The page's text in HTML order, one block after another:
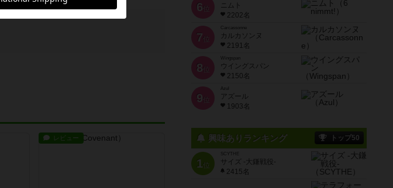
レビュー
6 位
ニムト
2202名
7 位
Carcassonne
カルカソンヌ
2191名
8 位
Wingspan
ウイングスパン
2150名
9 位
Azul
アズール
1903名
興味ありランキング トップ50
1位
SCYTHE
サイズ -大鎌戦役-
2415名